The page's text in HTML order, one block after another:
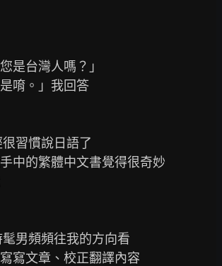
是台灣人嗎？」
唷。」我回答
習慣說日語了
中的繁體中文書覺得很奇妙
男頻頻往我的方向看
寫文章、校正翻譯內容